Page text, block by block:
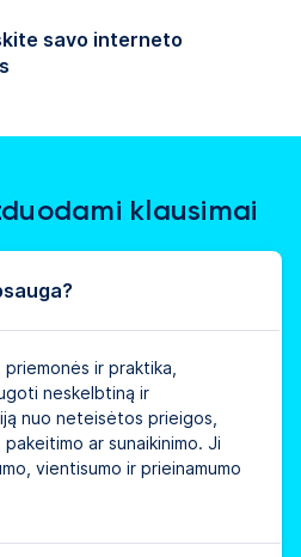
savo interneto
klausimai
ir praktika,
neskelbtiną ir
nuo neteisėtos prieigos,
ar sunaikinimo. Ji
vientisumo ir prieinamumo